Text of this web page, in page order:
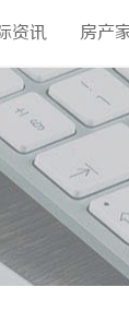
资讯 房产